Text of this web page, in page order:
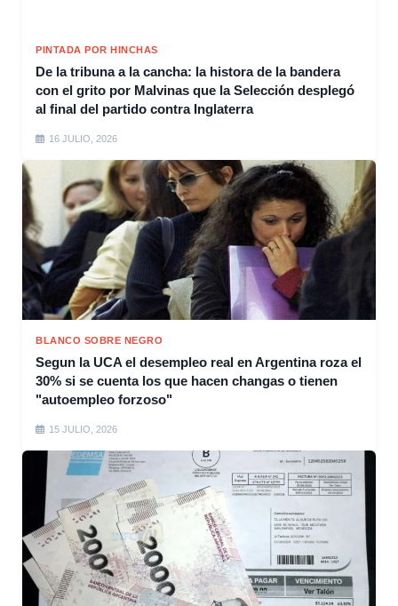
PINTADA POR HINCHAS
De la tribuna a la cancha: la histora de la bandera
con el grito por Malvinas que la Selección desplegó
al final del partido contra Inglaterra
16 JULIO, 2026
BLANCO SOBRE NEGRO
Segun la UCA el desempleo real en Argentina roza el
30% si se cuenta los que hacen changas o tienen
"autoempleo forzoso"
15 JULIO, 2026